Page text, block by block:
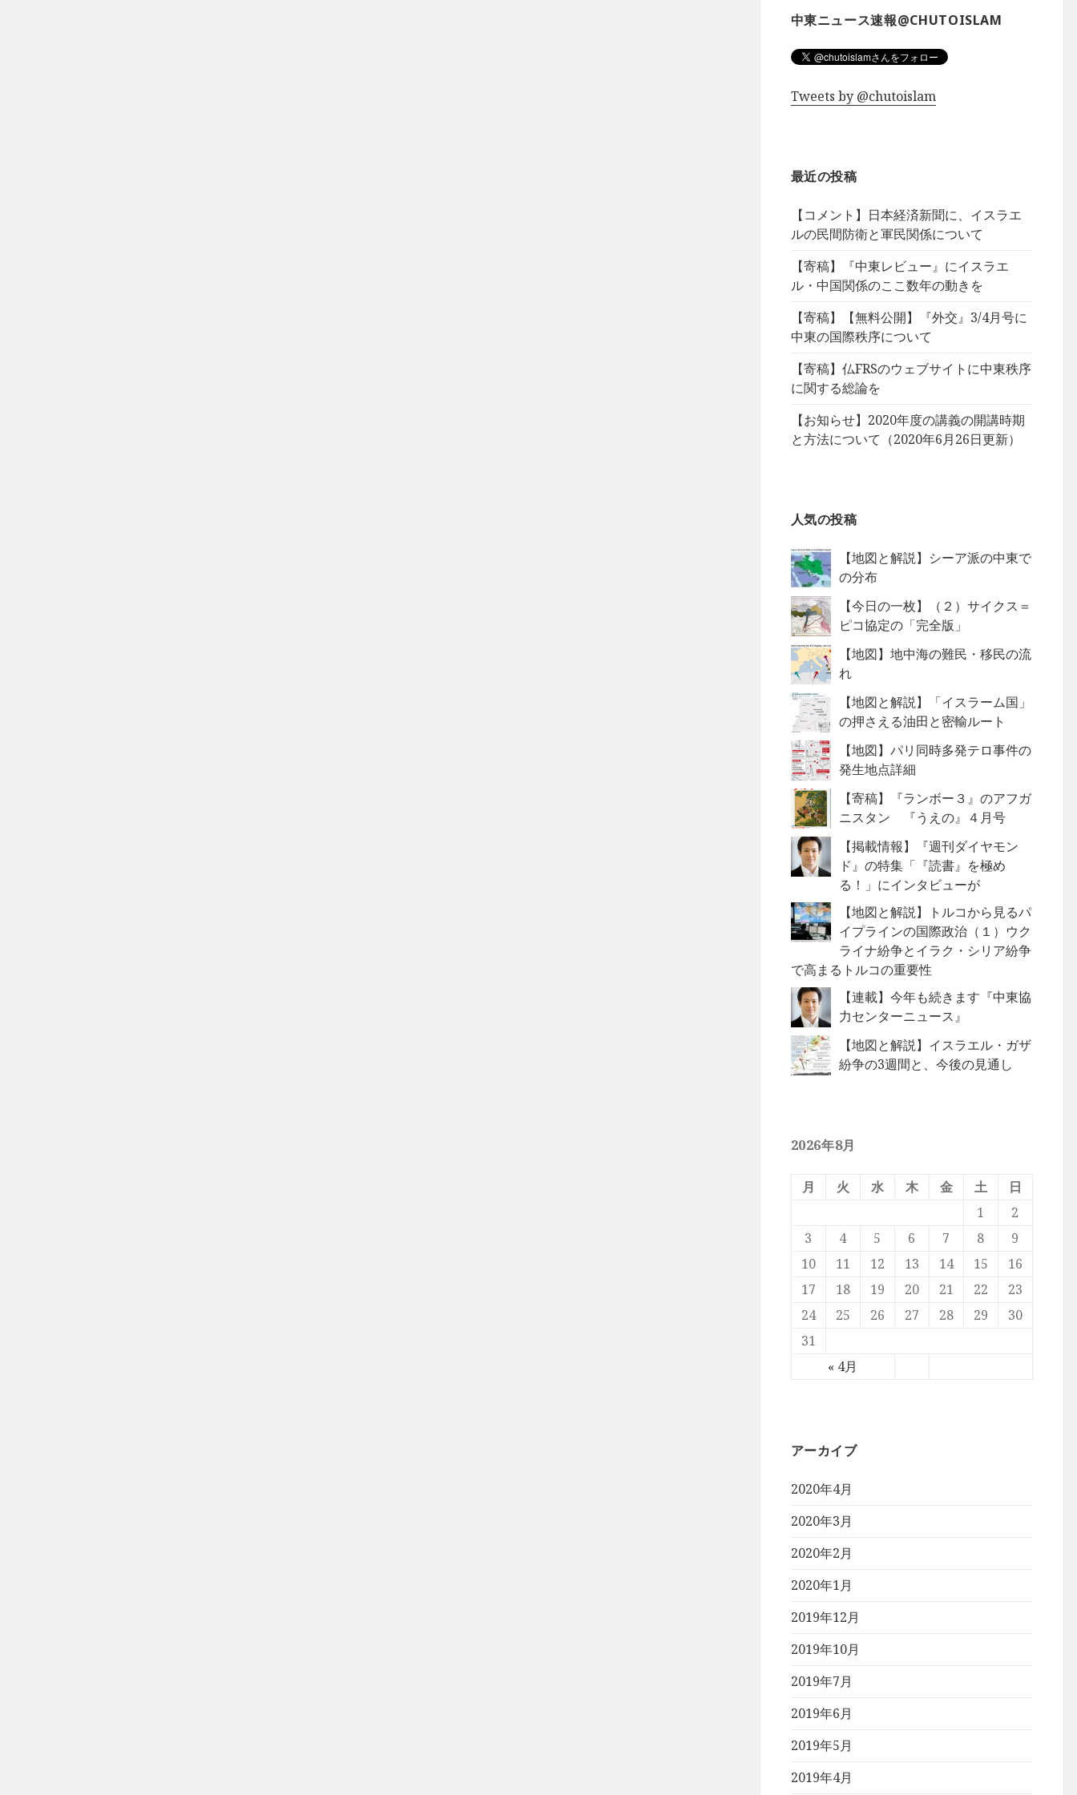
中東ニュース速報@CHUTOISLAM
Tweets by @chutoislam
最近の投稿
【コメント】日本経済新聞に、イスラエ
ルの民間防衛と軍民関係について
【寄稿】『中東レビュー』にイスラエ
ル・中国関係のここ数年の動きを
【寄稿】【無料公開】『外交』3/4月号に
中東の国際秩序について
【寄稿】仏FRSのウェブサイトに中東秩序
に関する総論を
【お知らせ】2020年度の講義の開講時期
と方法について（2020年6月26日更新）
人気の投稿
【地図と解説】シーア派の中東で
の分布
【今日の一枚】（２）サイクス＝
ピコ協定の「完全版」
【地図】地中海の難民・移民の流
れ
【地図と解説】「イスラーム国」
の押さえる油田と密輸ルート
【地図】パリ同時多発テロ事件の
発生地点詳細
【寄稿】『ランボー３』のアフガ
ニスタン 『うえの』４月号
【掲載情報】『週刊ダイヤモン
ド』の特集「『読書』を極め
る！」にインタビューが
【地図と解説】トルコから見るパ
イプラインの国際政治（１）ウク
ライナ紛争とイラク・シリア紛争
で高まるトルコの重要性
【連載】今年も続きます『中東協
力センターニュース』
【地図と解説】イスラエル・ガザ
紛争の3週間と、今後の見通し
2026年8月
月 火 水 木 金 土 日
« 4月
1
2
3
4 5 6 7 8
9
10
11 12 13 14 15
16
17
18 19 20 21 22
23
24
25 26 27 28 29
30
31
アーカイブ
2020年4月
2020年3月
2020年2月
2020年1月
2019年12月
2019年10月
2019年7月
2019年6月
2019年5月
2019年4月